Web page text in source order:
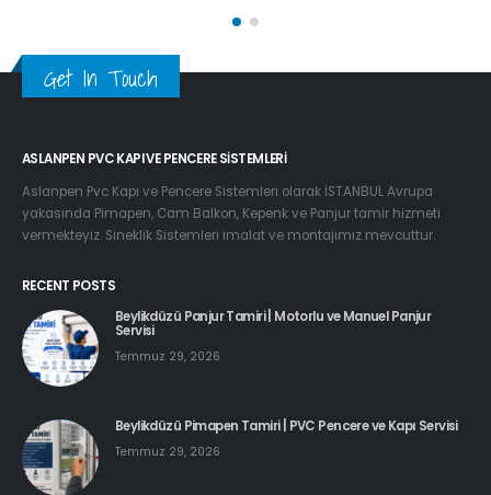
Get In Touch
ASLANPEN PVC KAPI VE PENCERE SISTEMLERI
Aslanpen Pvc Kapı ve Pencere Sistemleri olarak İSTANBUL Avrupa
yakasında Pimapen, Cam Balkon, Kepenk ve Panjur tamir hizmeti
vermekteyiz. Sineklik Sistemleri imalat ve montajımız mevcuttur.
RECENT POSTS
Beylikdüzü Panjur Tamiri | Motorlu ve Manuel Panjur
Servisi
Temmuz 29, 2026
Beylikdüzü Pimapen Tamiri | PVC Pencere ve Kapı Servisi
Temmuz 29, 2026